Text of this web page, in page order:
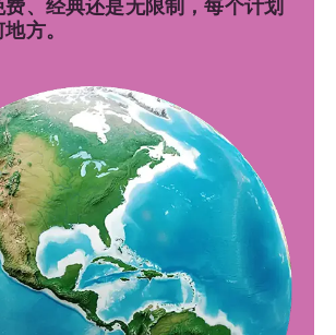
、经典还是无限制，每个计划
方。